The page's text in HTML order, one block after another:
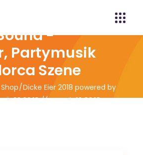
-
Partymusik
Szene
Dicke Eier 2018 powered by
23.03.18 // VVK ab 16.03.18